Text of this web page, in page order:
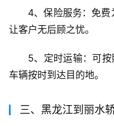
4、保险服务：免费
让客户无后顾之忧。
5、定时运输：可
车辆按时到达目的地。
三、黑龙江到丽水